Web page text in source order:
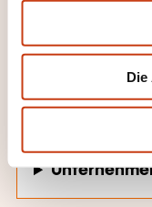
Die
Persönliche